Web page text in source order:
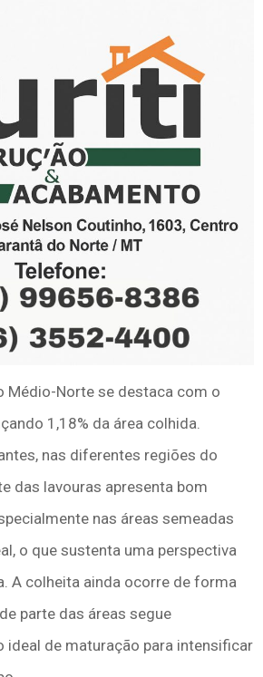
Médio-Norte se destaca com o
1,18% da área colhida.
nas diferentes regiões do
das lavouras apresenta bom
nas áreas semeadas
o que sustenta uma perspectiva
A colheita ainda ocorre de forma
parte das áreas segue
ideal de maturação para intensificar